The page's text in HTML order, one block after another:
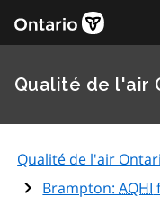
Qualité de l'air
Qualité de l'air
Brampton:AQHI